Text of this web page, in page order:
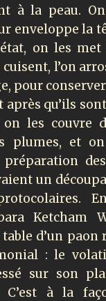
à la peau.
enveloppe la
on les
l’on
pour
après qu’ils
les couvre
plumes, et
un
Ketcham
d’un
: le
sur son
C’est à la